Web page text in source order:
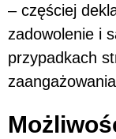
– częściej
zadowolenie i
przypadkach